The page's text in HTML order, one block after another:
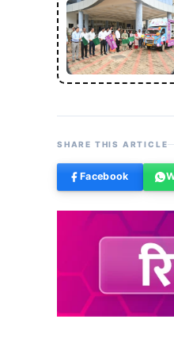
SHARE THIS ARTICLE
Facebook